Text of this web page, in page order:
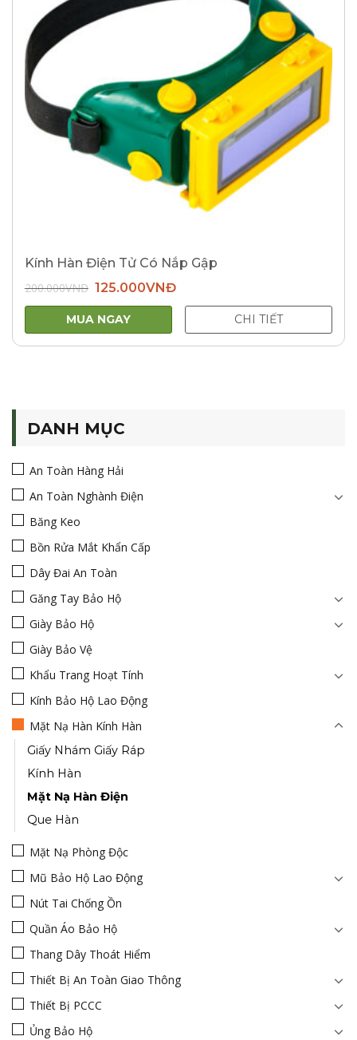
Kính Hàn Điện Tử Có Nắp Gập
200.000VNĐ Giá
gốc
là:
200.000VNĐ.
125.000VNĐGiá
tại
125.000VNĐ.
MUA NGAY CHI TIẾT
DANH MỤC
An Toàn Hàng Hải
An Toàn Nghành Điện
Băng Keo
Bồn Rửa Mắt Khẩn Cấp
Dây Đai An Toàn
Găng Tay Bảo Hộ
Giày Bảo Hộ
Giày Bảo Vệ
Khẩu Trang Hoạt Tính
Kính Bảo Hộ Lao Động
Mặt Nạ Hàn Kính Hàn
Giấy Nhám Giấy Ráp
Kính Hàn
Mặt Nạ Hàn Điện
Que Hàn
Mặt Nạ Phòng Độc
Mũ Bảo Hộ Lao Động
Nút Tai Chống Ồn
Quần Áo Bảo Hộ
Thang Dây Thoát Hiểm
Thiết Bị An Toàn Giao Thông
Thiết Bị PCCC
Ủng Bảo Hộ